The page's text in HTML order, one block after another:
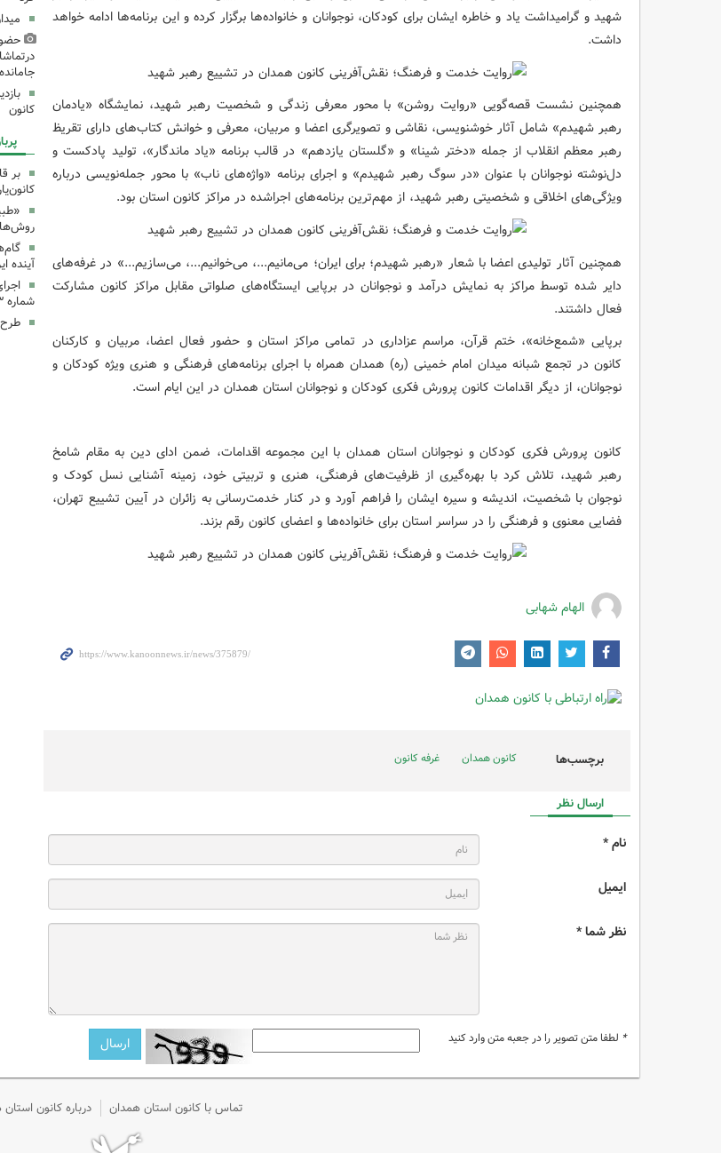
شهید و گرامیداشت یاد و خاطره ایشان برای کودکان، نوجوانان و خانواده‌ها برگزار کرده و این برنامه‌ها ادامه خواهد
داشت.
همچنین نشست قصه‌گویی «روایت روشن» با محور معرفی زندگی و شخصیت رهبر شهید، نمایشگاه «یادمان
رهبر شهیدم» شامل آثار خوشنویسی، نقاشی و تصویرگری اعضا و مربیان، معرفی و خوانش کتاب‌های دارای تقریظ
رهبر معظم انقلاب از جمله «دختر شینا» و «گلستان یازدهم» در قالب برنامه «یاد ماندگار»، تولید پادکست و
دل‌نوشته نوجوانان با عنوان «در سوگ رهبر شهیدم» و اجرای برنامه «واژه‌های ناب» با محور جمله‌نویسی درباره
ویژگی‌های اخلاقی و شخصیتی رهبر شهید، از مهم‌ترین برنامه‌های اجراشده در مراکز کانون استان بود.
همچنین آثار تولیدی اعضا با شعار «رهبر شهیدم؛ برای ایران؛ می‌مانیم...، می‌خوانیم...، می‌سازیم...» در غرفه‌های
دایر شده توسط مراکز به نمایش درآمد و نوجوانان در برپایی ایستگاه‌های صلواتی مقابل مراکز کانون مشارکت
فعال داشتند.
برپایی «شمع‌خانه»، ختم قرآن، مراسم عزاداری در تمامی مراکز استان و حضور فعال اعضا، مربیان و کارکنان
کانون در تجمع شبانه میدان امام خمینی (ره) همدان همراه با اجرای برنامه‌های فرهنگی و هنری ویژه کودکان و
نوجوانان، از دیگر اقدامات کانون پرورش فکری کودکان و نوجوانان استان همدان در این ایام است.
کانون پرورش فکری کودکان و نوجوانان استان همدان با این مجموعه اقدامات، ضمن ادای دین به مقام شامخ
رهبر شهید، تلاش کرد با بهره‌گیری از ظرفیت‌های فرهنگی، هنری و تربیتی خود، زمینه آشنایی نسل کودک و
نوجوان با شخصیت، اندیشه و سیره ایشان را فراهم آورد و در کنار خدمت‌رسانی به زائران در آیین تشییع تهران،
فضایی معنوی و فرهنگی را در سراسر استان برای خانواده‌ها و اعضای کانون رقم بزند.
الهام شهابی
برچسب‌ها کانون همدان غرفه کانون
ارسال نظر
نام *
ایمیل
نظر شما *
* لطفا متن تصویر را در جعبه متن وارد کنید
کانون
بر
آینده
شماره ۳
طرح
تماس با کانون استان همدان درباره کانون